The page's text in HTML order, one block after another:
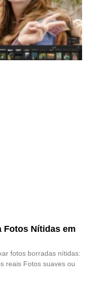
Fotos Nítidas em
fotos borradas nítidas:
reais Fotos suaves ou